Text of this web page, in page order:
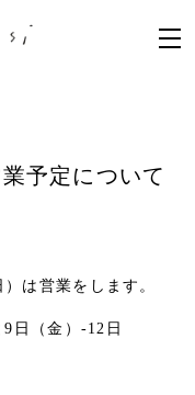
予定について
は営業をします。
日（金）-12日